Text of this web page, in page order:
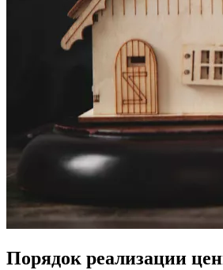
Порядок реализации